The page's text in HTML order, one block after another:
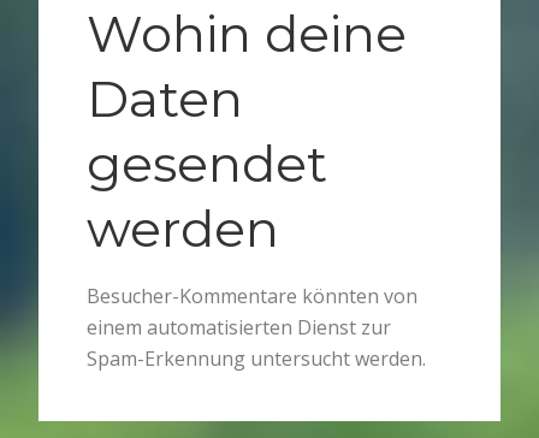
Wohin deine
Daten
gesendet
werden
Besucher-Kommentare könnten von
einem automatisierten Dienst zur
Spam-Erkennung untersucht werden.